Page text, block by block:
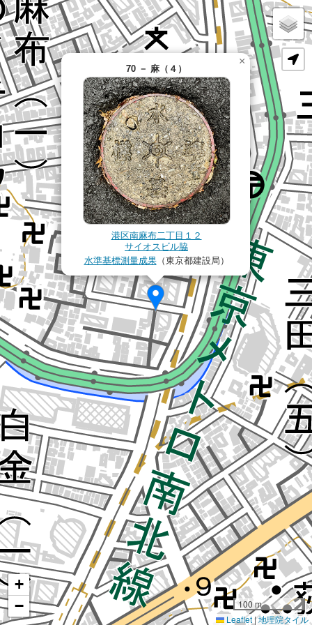
70 － 麻（４）
港区南麻布二丁目１２
サイオスビル脇
水準基標測量成果（東京都建設局）
×
+
−
100 m
Leaflet|地理院タイル